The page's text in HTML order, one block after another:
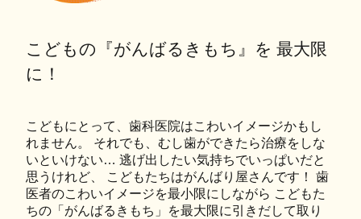
こどもの『がんばるきもち』を 最大限
に！
こどもにとって、歯科医院はこわいイメージかもし
れません。 それでも、むし歯ができたら治療をしな
いといけない… 逃げ出したい気持ちでいっぱいだと
思うけれど、 こどもたちはがんばり屋さんです！ 歯
医者のこわいイメージを最小限にしながら こどもた
ちの「がんばるきもち」を最大限に引きだして取り